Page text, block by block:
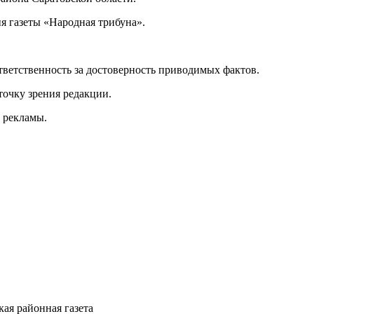
«Народная трибуна».
за достоверность приводимых фактов.
зрения редакции.
рекламы.
районная газета